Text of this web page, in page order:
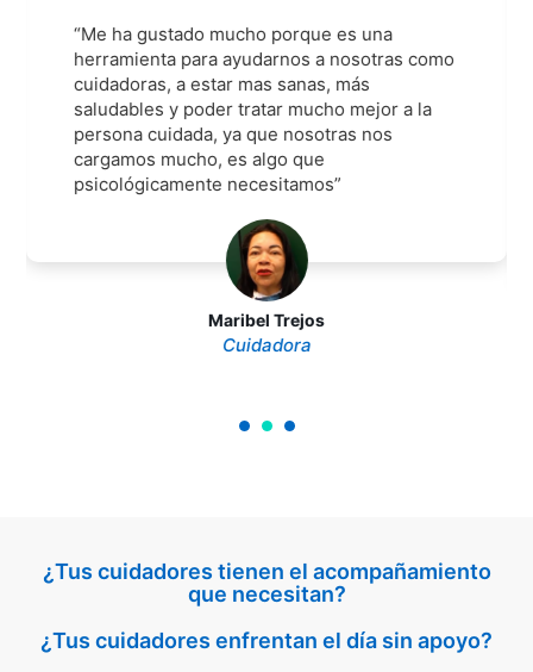
Maribel Trejos
Cuidadora
“Me ha gustado mucho porque es una
herramienta para ayudarnos a nosotras como
cuidadoras, a estar mas sanas, más
saludables y poder tratar mucho mejor a la
persona cuidada, ya que nosotras nos
cargamos mucho, es algo que
psicológicamente necesitamos”
¿Tus cuidadores tienen el acompañamiento
que necesitan?
¿Tus cuidadores enfrentan el día sin apoyo?